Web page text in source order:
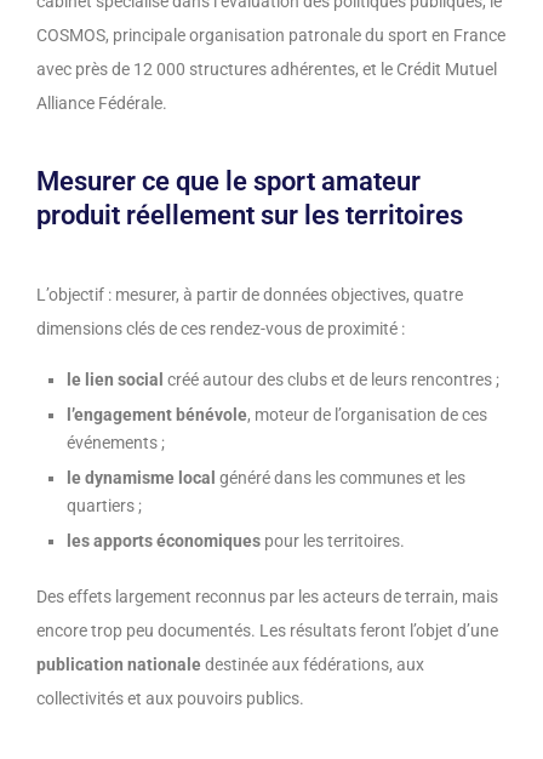
COSMOS, principale organisation patronale du sport en France
avec près de 12 000 structures adhérentes, et le Crédit Mutuel
Alliance Fédérale.
Mesurer ce que le sport amateur
produit réellement sur les territoires
L’objectif : mesurer, à partir de données objectives, quatre
dimensions clés de ces rendez-vous de proximité :
le lien social créé autour des clubs et de leurs rencontres ;
l’engagement bénévole, moteur de l’organisation de ces
événements ;
le dynamisme local généré dans les communes et les
quartiers ;
les apports économiques pour les territoires.
Des effets largement reconnus par les acteurs de terrain, mais
encore trop peu documentés. Les résultats feront l’objet d’une
publication nationaledestinée aux fédérations, aux
collectivités et aux pouvoirs publics.